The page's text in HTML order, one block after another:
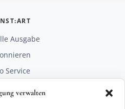
verwalten
Ausgabe
Service